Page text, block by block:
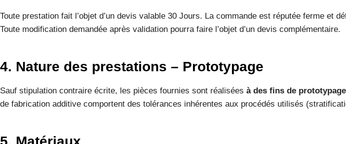
Toute prestation fait l’objet d’un devis valable 30 Jours. La commande est réputée ferme et
Toute modification demandée après validation pourra faire l’objet d’un devis complémentaire.
4. Nature des prestations – Prototypage
Sauf stipulation contraire écrite, les pièces fournies sont réalisées à des fins de
de fabrication additive comportent des tolérances inhérentes aux procédés utilisés